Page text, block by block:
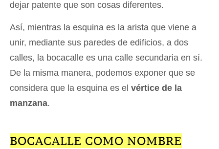
dejar patente que son cosas diferentes.
Así, mientras la esquina es la arista que viene a
unir, mediante sus paredes de edificios, a dos
calles, la bocacalle es una calle secundaria en sí.
De la misma manera, podemos exponer que se
considera que la esquina es el vértice de la
manzana.
BOCACALLE COMO NOMBRE